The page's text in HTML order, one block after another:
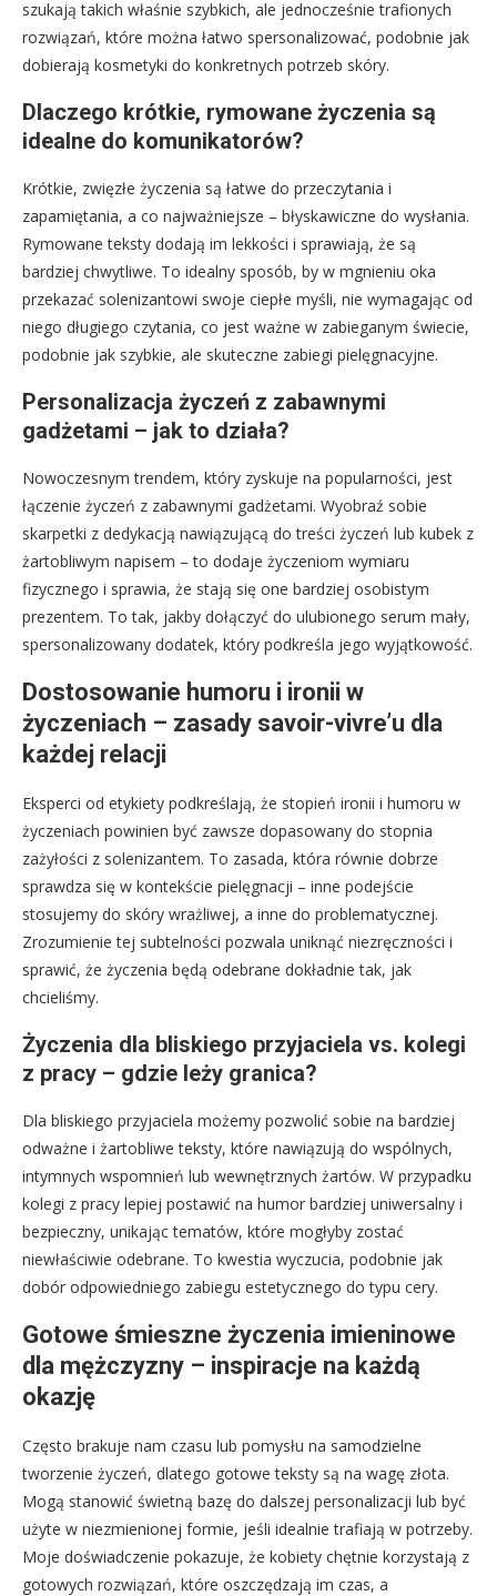
szukają takich właśnie szybkich, ale jednocześnie trafionych
rozwiązań, które można łatwo spersonalizować, podobnie jak
dobierają kosmetyki do konkretnych potrzeb skóry.
Dlaczego krótkie, rymowane życzenia są
idealne do komunikatorów?
Krótkie, zwięzłe życzenia są łatwe do przeczytania i
zapamiętania, a co najważniejsze – błyskawiczne do wysłania.
Rymowane teksty dodają im lekkości i sprawiają, że są
bardziej chwytliwe. To idealny sposób, by w mgnieniu oka
przekazać solenizantowi swoje ciepłe myśli, nie wymagając od
niego długiego czytania, co jest ważne w zabieganym świecie,
podobnie jak szybkie, ale skuteczne zabiegi pielęgnacyjne.
Personalizacja życzeń z zabawnymi
gadżetami – jak to działa?
Nowoczesnym trendem, który zyskuje na popularności, jest
łączenie życzeń z zabawnymi gadżetami. Wyobraź sobie
skarpetki z dedykacją nawiązującą do treści życzeń lub kubek z
żartobliwym napisem – to dodaje życzeniom wymiaru
fizycznego i sprawia, że stają się one bardziej osobistym
prezentem. To tak, jakby dołączyć do ulubionego serum mały,
spersonalizowany dodatek, który podkreśla jego wyjątkowość.
Dostosowanie humoru i ironii w
życzeniach – zasady savoir-vivre’u dla
każdej relacji
Eksperci od etykiety podkreślają, że stopień ironii i humoru w
życzeniach powinien być zawsze dopasowany do stopnia
zażyłości z solenizantem. To zasada, która równie dobrze
sprawdza się w kontekście pielęgnacji – inne podejście
stosujemy do skóry wrażliwej, a inne do problematycznej.
Zrozumienie tej subtelności pozwala uniknąć niezręczności i
sprawić, że życzenia będą odebrane dokładnie tak, jak
chcieliśmy.
Życzenia dla bliskiego przyjaciela vs. kolegi
z pracy – gdzie leży granica?
Dla bliskiego przyjaciela możemy pozwolić sobie na bardziej
odważne i żartobliwe teksty, które nawiązują do wspólnych,
intymnych wspomnień lub wewnętrznych żartów. W przypadku
kolegi z pracy lepiej postawić na humor bardziej uniwersalny i
bezpieczny, unikając tematów, które mogłyby zostać
niewłaściwie odebrane. To kwestia wyczucia, podobnie jak
dobór odpowiedniego zabiegu estetycznego do typu cery.
Gotowe śmieszne życzenia imieninowe
dla mężczyzny – inspiracje na każdą
okazję
Często brakuje nam czasu lub pomysłu na samodzielne
tworzenie życzeń, dlatego gotowe teksty są na wagę złota.
Mogą stanowić świetną bazę do dalszej personalizacji lub być
użyte w niezmienionej formie, jeśli idealnie trafiają w potrzeby.
Moje doświadczenie pokazuje, że kobiety chętnie korzystają z
gotowych rozwiązań, które oszczędzają im czas, a